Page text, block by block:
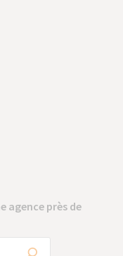
agence près de